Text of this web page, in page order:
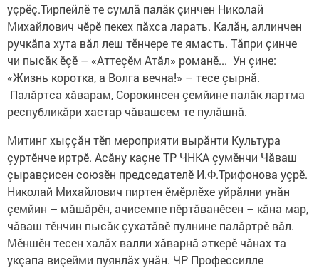
уçрӗç.Тирпейлӗ те сумлă палăк çинчен Николай
Михайлович чӗрӗ пекех пăхса ларать. Калăн, аллинчен
ручкăпа хута вăл леш тӗнчере те ямасть. Тăпри çинче
чи пысăк ӗçӗ – «Аттеçӗм Атăл» романӗ... Ун çине:
«Жизнь коротка, а Волга вечна!» – тесе çырнă.
Палăртса хăварам, Сорокинсен çемйине палăк лартма
республикăри хастар чăвашсем те пулăшнă.
Митинг хыççăн тӗп мероприяти вырăнти Культура
çуртӗнче иртрӗ. Асăну каçне ТР ЧНКА çумӗнчи Чăваш
çыравçисен союзӗн председателӗ И.Ф.Трифонова уçрӗ.
Николай Михайлович пиртен ӗмӗрлӗхе уйрăлни унăн
çемйин – мăшăрӗн, ачисемпе пӗртăванӗсен – кăна мар,
чăваш тӗнчин пысăк çухатăвӗ пулнине палăртрӗ вăл.
Мӗншӗн тесен халăх валли хăварнă эткерӗ чăнах та
укçапа виçейми пуянлăх унăн. ЧР Профессилле